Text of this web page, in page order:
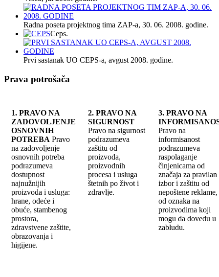
Radna poseta projektnog tima ZAP-a, 30. 06. 2008. godine.
Ceps.
Prvi sastanak UO CEPS-a, avgust 2008. godine.
Prava potrošača
1. PRAVO NA
ZADOVOLJENJE
OSNOVNIH
POTREBA Pravo
na zadovoljenje
osnovnih potreba
podrazumeva
dostupnost
najnužnijih
proizvoda i usluga:
hrane, odeće i
obuće, stambenog
prostora,
zdravstvene zaštite,
obrazovanja i
higijene.
2. PRAVO NA
SIGURNOST
Pravo na sigurnost
podrazumeva
zaštitu od
proizvoda,
proizvodnih
procesa i usluga
štetnih po život i
zdravlje.
3. PRAVO NA
Pravo na
informisanost
podrazumeva
raspolaganje
činjenicama od
značaja za pravilan
izbor i zaštitu od
nepoštene
od oznaka na
proizvodima koji
mogu da dovedu u
zabludu.